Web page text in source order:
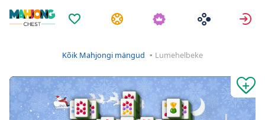
Lemmikud Ülesanded
Kõik Mahjongi mängud Lumehelbeke